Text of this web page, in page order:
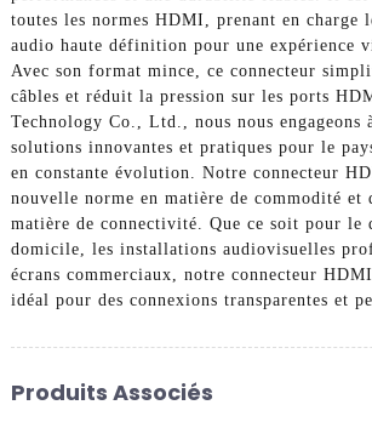
toutes les normes HDMI, prenant en charge
audio haute définition pour une expérience
Avec son format mince, ce connecteur
câbles et réduit la pression sur les ports
Technology Co., Ltd., nous nous engageons
solutions innovantes et pratiques pour le
en constante évolution. Notre connecteur
nouvelle norme en matière de commodité et
matière de connectivité. Que ce soit pour le
domicile, les installations audiovisuelles
écrans commerciaux, notre connecteur
idéal pour des connexions transparentes et
Produits Associés